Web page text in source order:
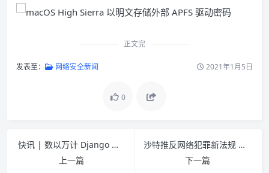
正文完
发表至： 网络安全新闻 2021年1月5日
0
快讯 | 数以万计 Django 应用程序因配置错误泄露密码等敏感信息
上一篇
沙特推反网络犯罪新法规 偷看配偶手机或犯罪
下一篇